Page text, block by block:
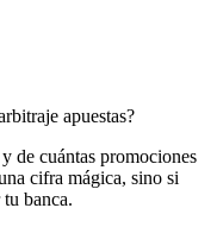
apuestas?
de cuántas promociones
cifra mágica, sino si
banca.